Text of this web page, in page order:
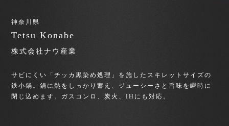
神奈川県
Tetsu Konabe
株式会社ナウ産業
サビにくい「チッカ黒染め処理」を施したスキレットサイズの
鉄小鍋。鍋に熱をしっかり蓄え、ジューシーさと旨味を瞬時に
閉じ込めます。ガスコンロ、炭火、IHにも対応。